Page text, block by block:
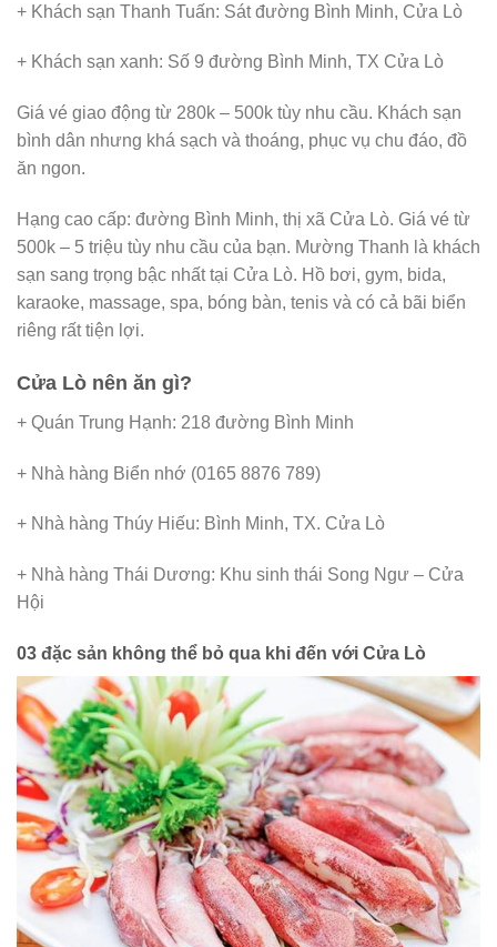
+ Khách sạn Thanh Tuấn: Sát đường Bình Minh, Cửa Lò
+ Khách sạn xanh: Số 9 đường Bình Minh, TX Cửa Lò
Giá vé giao động từ 280k – 500k tùy nhu cầu. Khách sạn
bình dân nhưng khá sạch và thoáng, phục vụ chu đáo, đồ
ăn ngon.
Hạng cao cấp: đường Bình Minh, thị xã Cửa Lò. Giá vé từ
500k – 5 triệu tùy nhu cầu của bạn. Mường Thanh là khách
sạn sang trọng bậc nhất tại Cửa Lò. Hồ bơi, gym, bida,
karaoke, massage, spa, bóng bàn, tenis và có cả bãi biển
riêng rất tiện lợi.
Cửa Lò nên ăn gì?
+ Quán Trung Hạnh: 218 đường Bình Minh
+ Nhà hàng Biển nhớ (0165 8876 789)
+ Nhà hàng Thúy Hiếu: Bình Minh, TX. Cửa Lò
+ Nhà hàng Thái Dương: Khu sinh thái Song Ngư – Cửa
Hội
03 đặc sản không thể bỏ qua khi đến với Cửa Lò